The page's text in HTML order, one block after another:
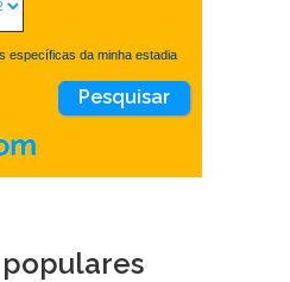
específicas da minha estadia
populares